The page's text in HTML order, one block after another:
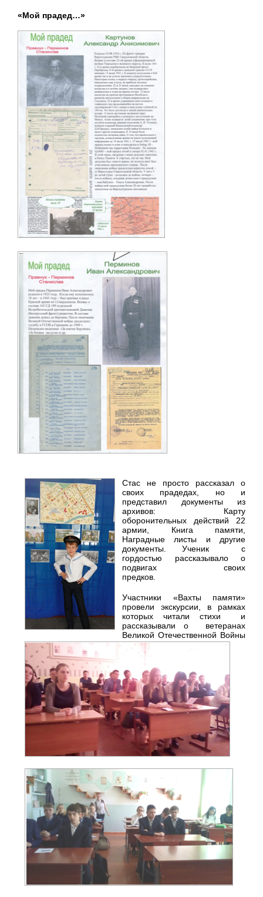
«Мой прадед…»
Стас не просто рассказал о
своих прадедах, но и
представил документы из
архивов: Карту
оборонительных действий 22
армии, Книга памяти,
Наградные листы и другие
документы. Ученик с
гордостью рассказывало о
подвигах своих
предков.
Участники «Вахты памяти»
провели экскурсии, в рамках
которых читали стихи и
рассказывали о ветеранах
Великой Отечественной Войны